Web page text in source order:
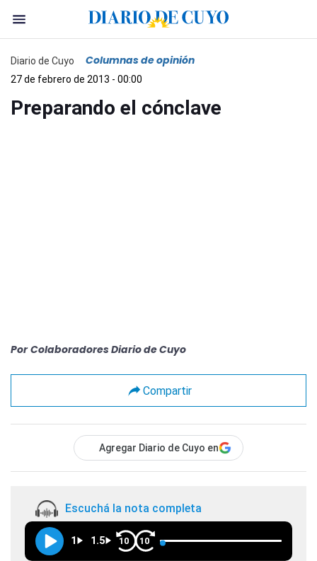
Diario de Cuyo Columnas de opinión
27 de febrero de 2013 - 00:00
Preparando el cónclave
Por Colaboradores Diario de Cuyo
Compartir
Agregar Diario de Cuyo en
Escuchá la nota completa
1 1.5 10 10